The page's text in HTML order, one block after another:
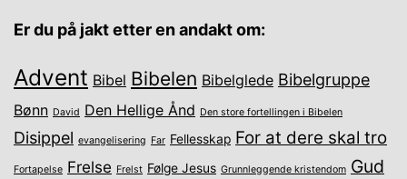
Er du på jakt etter en andakt om:
Advent Bibel Bibelen Bibelglede Bibelgruppe
Bønn David Den Hellige Ånd Den store fortellingen i Bibelen
Disippel evangelisering Far Fellesskap For at dere skal tro
Fortapelse Frelse Frelst Følge Jesus Grunnleggende kristendom Gud